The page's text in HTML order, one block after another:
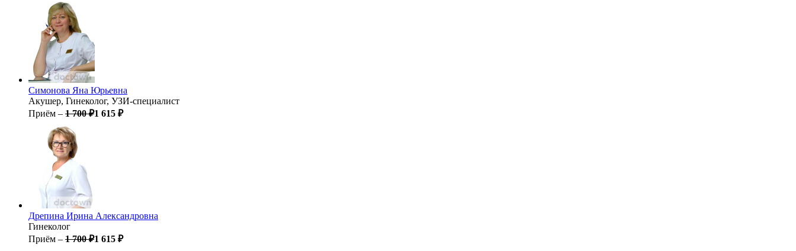
Симонова Яна Юрьевна
Акушер, Гинеколог, УЗИ-специалист
Приём – 1 700 ₽1 615 ₽
Дрепина Ирина Александровна
Гинеколог
Приём – 1 700 ₽1 615 ₽